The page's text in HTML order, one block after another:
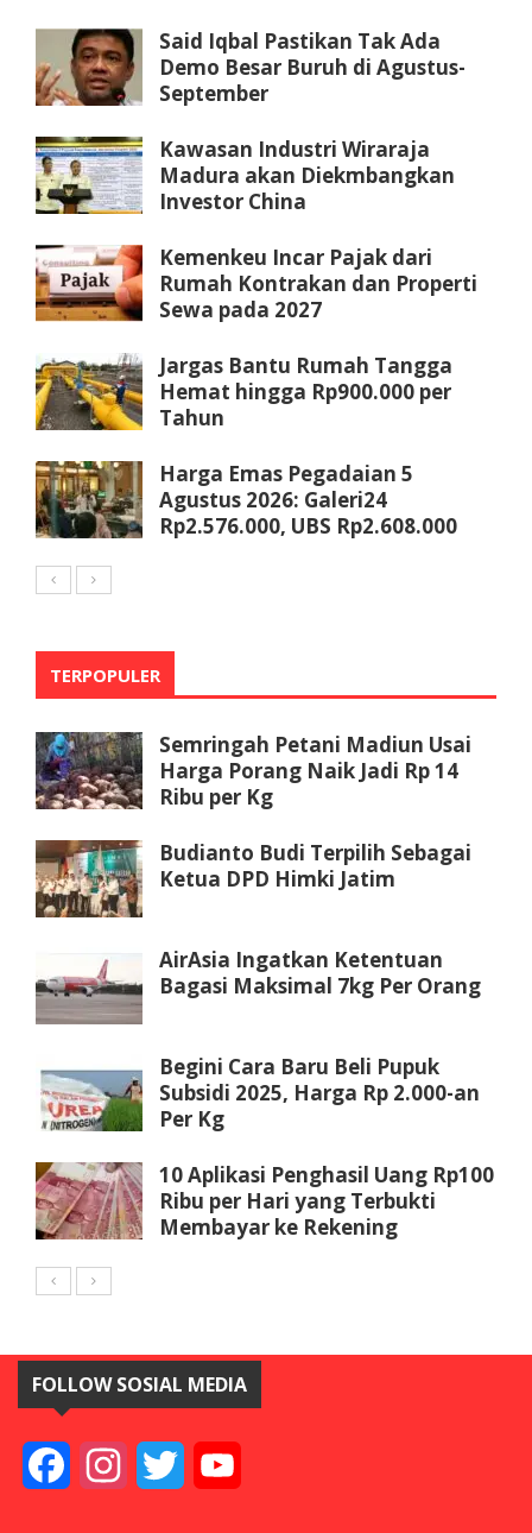
Said Iqbal Pastikan Tak Ada
Demo Besar Buruh di Agustus-
September
Kawasan Industri Wiraraja
Madura akan Diekmbangkan
Investor China
Kemenkeu Incar Pajak dari
Rumah Kontrakan dan Properti
Sewa pada 2027
Jargas Bantu Rumah Tangga
Hemat hingga Rp900.000 per
Tahun
Harga Emas Pegadaian 5
Agustus 2026: Galeri24
Rp2.576.000, UBS Rp2.608.000
TERPOPULER
Semringah Petani Madiun Usai
Harga Porang Naik Jadi Rp 14
Ribu per Kg
Budianto Budi Terpilih Sebagai
Ketua DPD Himki Jatim
AirAsia Ingatkan Ketentuan
Bagasi Maksimal 7kg Per Orang
Begini Cara Baru Beli Pupuk
Subsidi 2025, Harga Rp 2.000-an
Per Kg
10 Aplikasi Penghasil Uang Rp100
Ribu per Hari yang Terbukti
Membayar ke Rekening
FOLLOW SOSIAL MEDIA
FacebookInstagramTwitter